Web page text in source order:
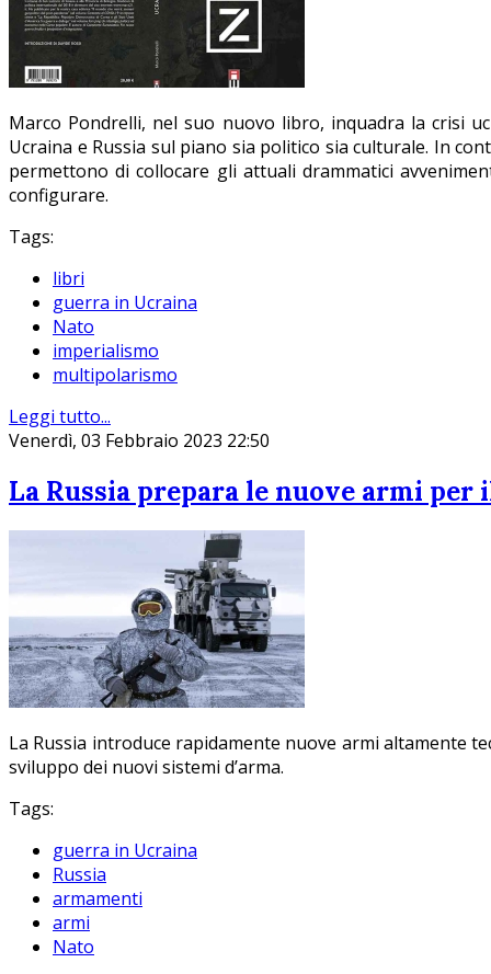
Marco Pondrelli, nel suo nuovo libro, inquadra la crisi
Ucraina e Russia sul piano sia politico sia culturale. In
permettono di collocare gli attuali drammatici
configurare.
Tags:
libri
guerra in Ucraina
Nato
imperialismo
multipolarismo
Leggi tutto...
Venerdì, 03 Febbraio 2023 22:50
La Russia prepara le nuove armi
La Russia introduce rapidamente nuove armi altamente
sviluppo dei nuovi sistemi d’arma.
Tags:
guerra in Ucraina
Russia
armamenti
armi
Nato